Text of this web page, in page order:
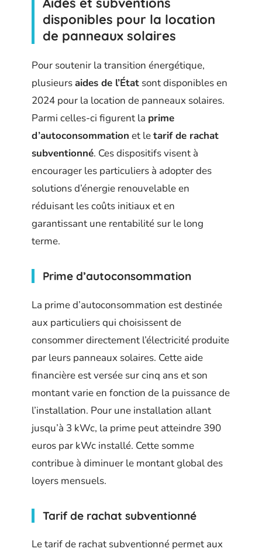
disponibles pour la location
de panneaux solaires
Pour soutenir la transition énergétique,
plusieursaides de l’État sont disponibles en
2024 pour la location de panneaux solaires.
Parmi celles-ci figurent la prime
d’autoconsommation et letarif de rachat
subventionné. Ces dispositifs visent à
encourager les particuliers à adopter des
solutions d’énergie renouvelable en
réduisant les coûts initiaux et en
garantissant une rentabilité sur le long
terme.
Prime d’autoconsommation
La prime d’autoconsommation est destinée
aux particuliers qui choisissent de
consommer directement l’électricité produite
par leurs panneaux solaires. Cette aide
financière est versée sur cinq ans et son
montant varie en fonction de la puissance de
l’installation. Pour une installation allant
jusqu’à 3 kWc, la prime peut atteindre 390
euros par kWc installé. Cette somme
contribue à diminuer le montant global des
loyers mensuels.
Tarif de rachat subventionné
Le tarif de rachat subventionné permet aux